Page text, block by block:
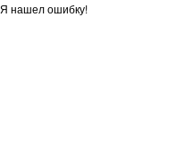
Я нашел ошибку!